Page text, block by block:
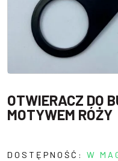
OTWIERACZ DO
MOTYWEM RÓŻY
DOSTĘPNOŚĆ: W